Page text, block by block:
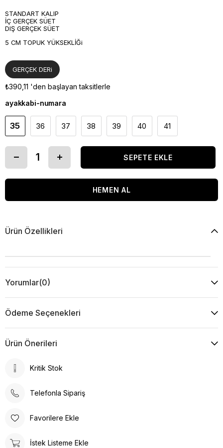
STANDART KALIP
İÇ GERÇEK SÜET
DIŞ GERÇEK SÜET
5 CM TOPUK YÜKSEKLİĞi
GERÇEK DERi
₺390,11 'den başlayan taksitlerle
ayakkabi-numara
35 36 37 38 39 40 41
Ürün Özellikleri
Yorumlar(0)
Ödeme Seçenekleri
Ürün Önerileri
Kritik Stok
Telefonla Sipariş
Favorilere Ekle
İstek Listeme Ekle